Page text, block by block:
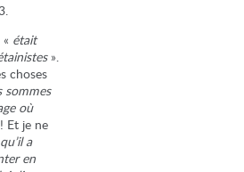
était
».
choses
sommes
où
Et je ne
a
en